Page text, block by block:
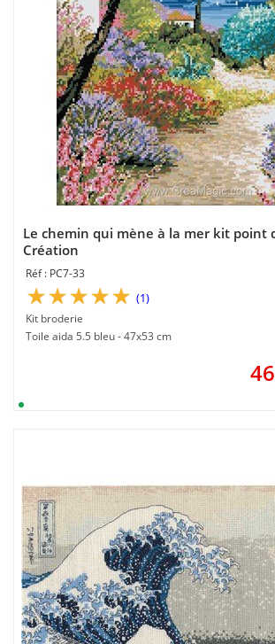
Le chemin qui mène à la mer kit point
Création
PC7-33
(1)
Kit broderie
Toile aida 5.5 bleu - 47x53 cm